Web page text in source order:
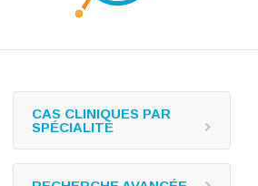
CAS CLINIQUES PAR
SPÉCIALITÉ